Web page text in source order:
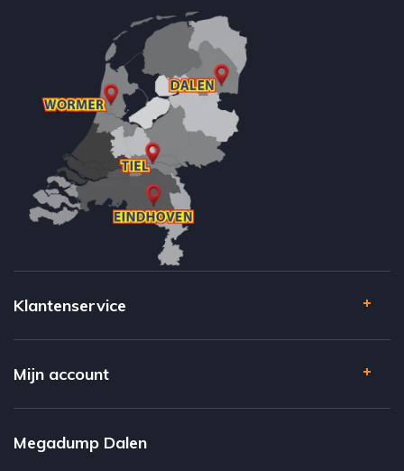
Klantenservice
Mijn account
Megadump Dalen